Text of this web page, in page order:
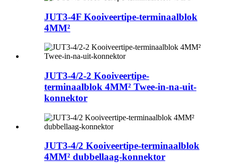
JUT3-4F Kooiveertipe-terminaalblok
4MM²
JUT3-4/2-2 Kooiveertipe-
terminaalblok 4MM² Twee-in-na-uit-
konnektor
JUT3-4/2 Kooiveertipe-terminaalblok
4MM² dubbellaag-konnektor